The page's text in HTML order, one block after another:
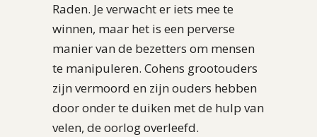
Raden. Je verwacht er iets mee te
winnen, maar het is een perverse
manier van de bezetters om mensen
te manipuleren. Cohens grootouders
zijn vermoord en zijn ouders hebben
door onder te duiken met de hulp van
velen, de oorlog overleefd.